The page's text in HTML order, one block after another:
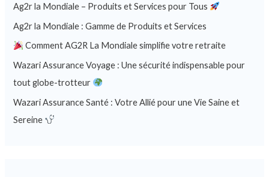
Ag2r la Mondiale – Produits et Services pour Tous
Ag2r la Mondiale : Gamme de Produits et Services
Comment AG2R La Mondiale simplifie votre retraite
Wazari Assurance Voyage : Une sécurité indispensable pour
tout globe-trotteur
Wazari Assurance Santé : Votre Allié pour une Vie Saine et
Sereine